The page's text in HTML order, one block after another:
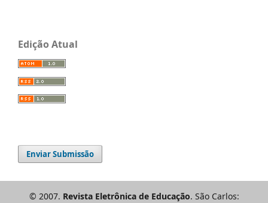
Edição Atual
Enviar Submissão
© 2007. Revista Eletrônica de Educação. São Carlos: